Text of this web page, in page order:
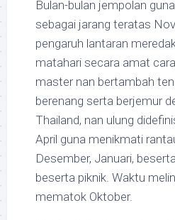
Bulan-bulan jempolan
sebagai jarang teratas
pengaruh lantaran
matahari secara amat
master nan bertambah
berenang serta berjemur
Thailand, nan ulung
April guna menikmati
Desember, Januari,
beserta piknik. Waktu
mematok Oktober.